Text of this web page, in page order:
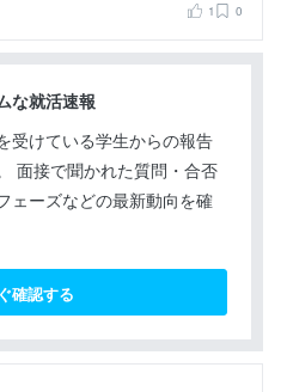
1 0
な就活速報
受けている学生からの報告
面接で聞かれた質問・合否
ェーズなどの最新動向を確
確認する